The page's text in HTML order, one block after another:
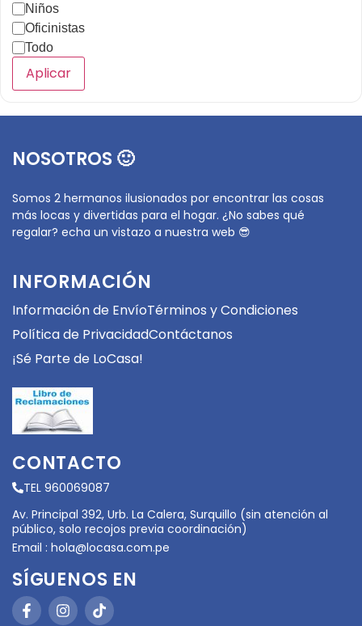
Niños
Oficinistas
Todo
Aplicar
NOSOTROS 🙂
Somos 2 hermanos ilusionados por encontrar las cosas
más locas y divertidas para el hogar. ¿No sabes qué
regalar? echa un vistazo a nuestra web 😎
INFORMACIÓN
Información de EnvíoTérminos y Condiciones
Política de PrivacidadContáctanos
¡Sé Parte de LoCasa!
CONTACTO
TEL 960069087
Av. Principal 392, Urb. La Calera, Surquillo (sin atención al
público, solo recojos previa coordinación)
Email : hola@locasa.com.pe
SÍGUENOS EN